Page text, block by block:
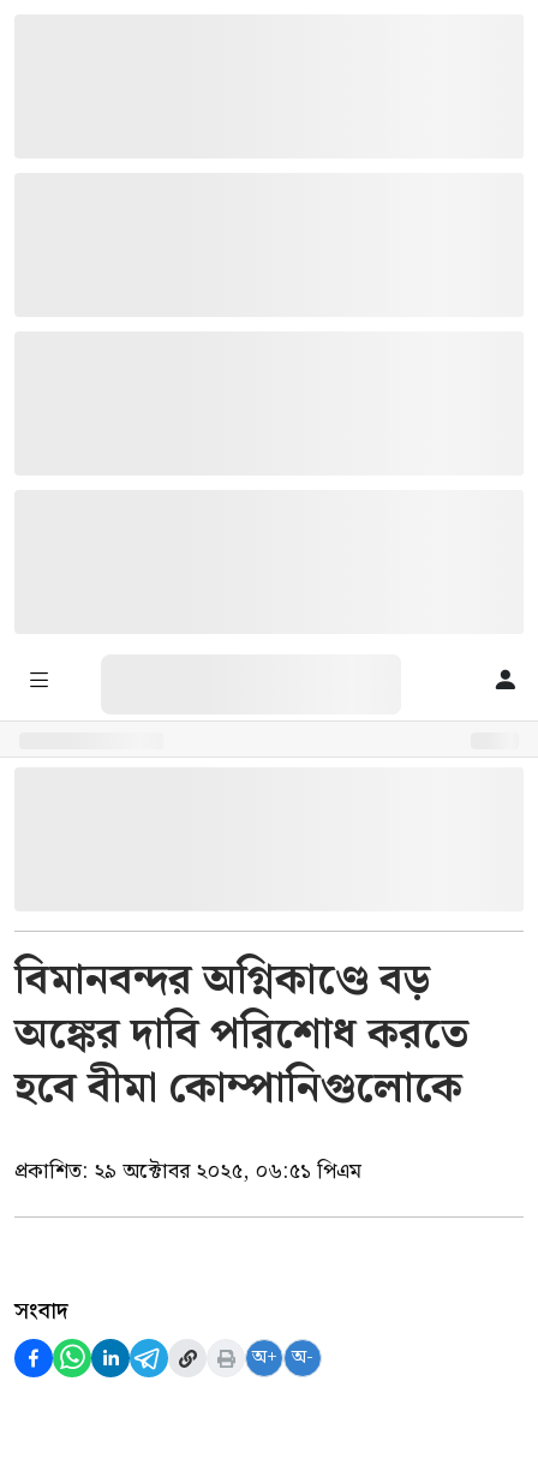
বিমানবন্দর অগ্নিকাণ্ডে বড়
অঙ্কের দাবি পরিশোধ করতে
হবে বীমা কোম্পানিগুলোকে
প্রকাশিত: ২৯ অক্টোবর ২০২৫, ০৬:৫১ পিএম
সংবাদ
অ+ অ-